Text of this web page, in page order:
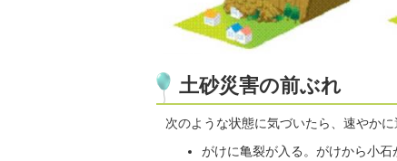
土砂災害の前ぶれ
次のような状態に気づいたら、速やか
がけに亀裂が入る。がけから小石